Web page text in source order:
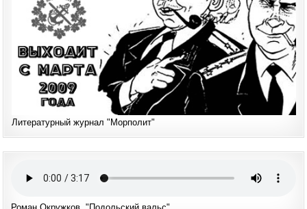
Литературный журнал "Морполит"